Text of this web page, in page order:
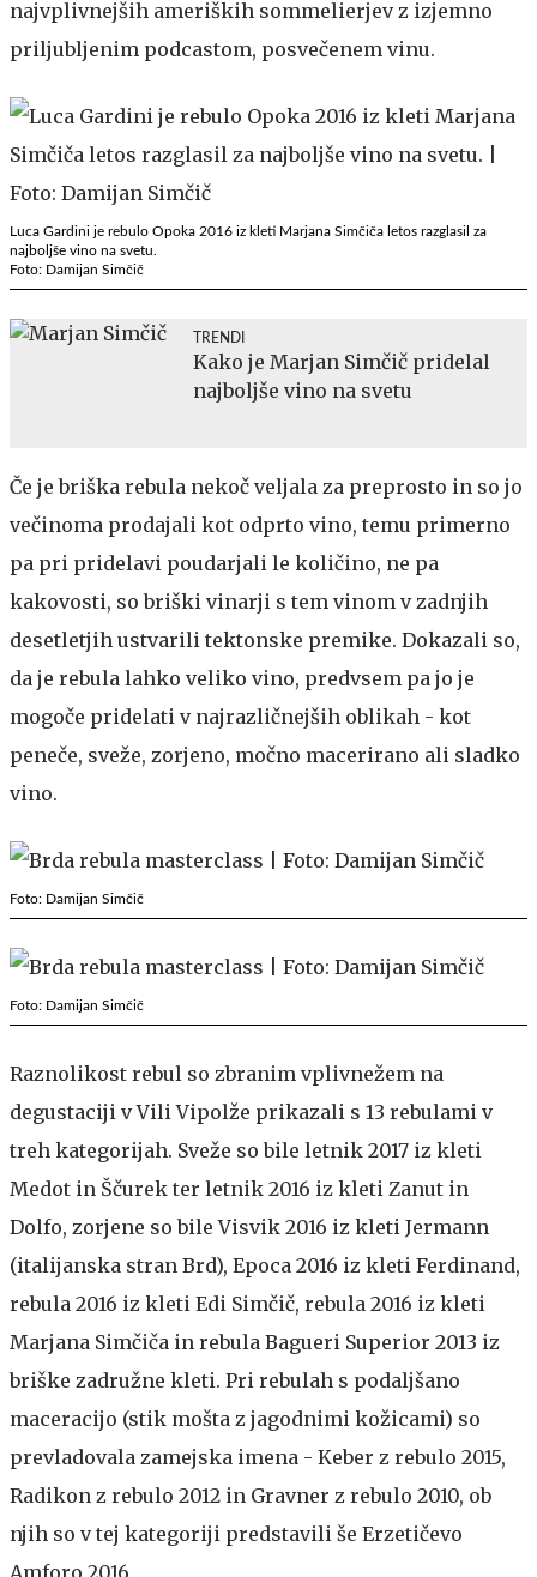
najvplivnejših ameriških sommelierjev z izjemno
priljubljenim podcastom, posvečenem vinu.
Luca Gardini je rebulo Opoka 2016 iz kleti Marjana Simčiča letos razglasil za
najboljše vino na svetu.
Foto: Damijan Simčič
TRENDI
Kako je Marjan Simčič pridelal
najboljše vino na svetu
Če je briška rebula nekoč veljala za preprosto in so jo
večinoma prodajali kot odprto vino, temu primerno
pa pri pridelavi poudarjali le količino, ne pa
kakovosti, so briški vinarji s tem vinom v zadnjih
desetletjih ustvarili tektonske premike. Dokazali so,
da je rebula lahko veliko vino, predvsem pa jo je
mogoče pridelati v najrazličnejših oblikah - kot
peneče, sveže, zorjeno, močno macerirano ali sladko
vino.
Foto: Damijan Simčič
Foto: Damijan Simčič
Raznolikost rebul so zbranim vplivnežem na
degustaciji v Vili Vipolže prikazali s 13 rebulami v
treh kategorijah. Sveže so bile letnik 2017 iz kleti
Medot in Ščurek ter letnik 2016 iz kleti Zanut in
Dolfo, zorjene so bile Visvik 2016 iz kleti Jermann
(italijanska stran Brd), Epoca 2016 iz kleti Ferdinand,
rebula 2016 iz kleti Edi Simčič, rebula 2016 iz kleti
Marjana Simčiča in rebula Bagueri Superior 2013 iz
briške zadružne kleti. Pri rebulah s podaljšano
maceracijo (stik mošta z jagodnimi kožicami) so
prevladovala zamejska imena - Keber z rebulo 2015,
Radikon z rebulo 2012 in Gravner z rebulo 2010, ob
njih so v tej kategoriji predstavili še Erzetičevo
Amforo 2016.